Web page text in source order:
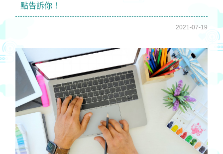
點告訴你！
2021-07-19